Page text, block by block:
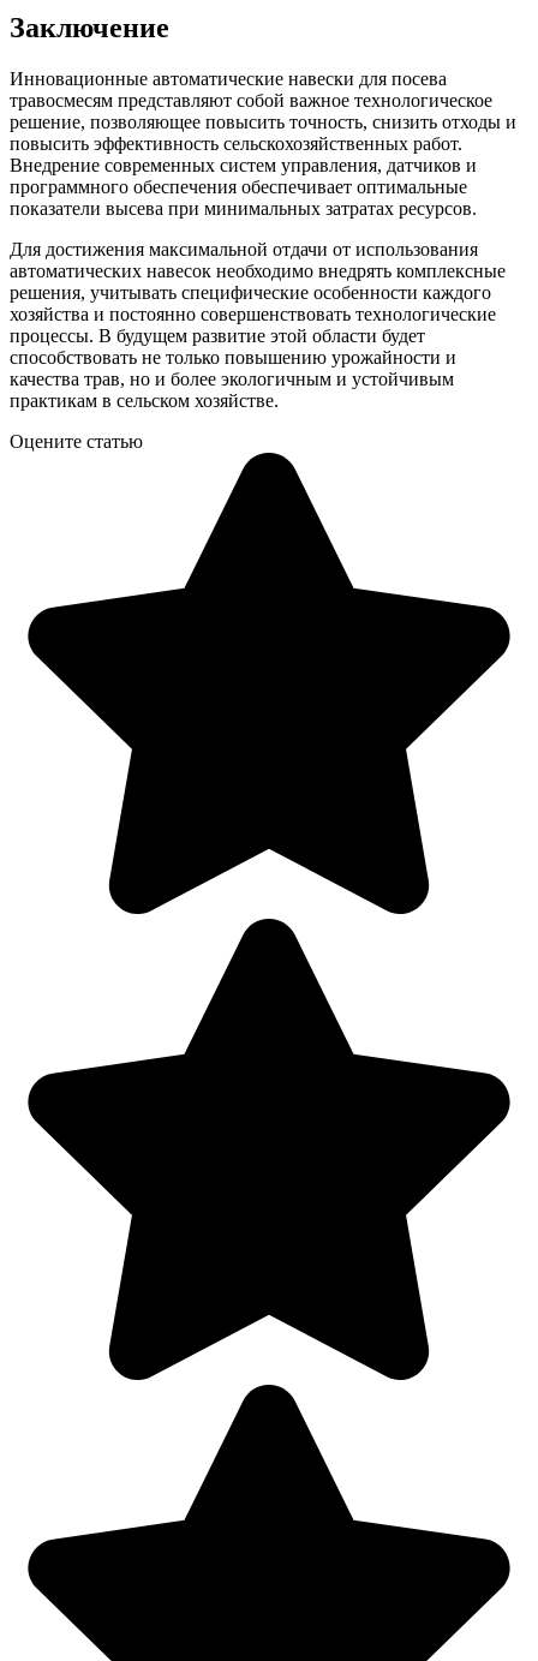
Заключение
Инновационные автоматические навески для посева
травосмесям представляют собой важное технологическое
решение, позволяющее повысить точность, снизить отходы и
повысить эффективность сельскохозяйственных работ.
Внедрение современных систем управления, датчиков и
программного обеспечения обеспечивает оптимальные
показатели высева при минимальных затратах ресурсов.
Для достижения максимальной отдачи от использования
автоматических навесок необходимо внедрять комплексные
решения, учитывать специфические особенности каждого
хозяйства и постоянно совершенствовать технологические
процессы. В будущем развитие этой области будет
способствовать не только повышению урожайности и
качества трав, но и более экологичным и устойчивым
практикам в сельском хозяйстве.
Оцените статью